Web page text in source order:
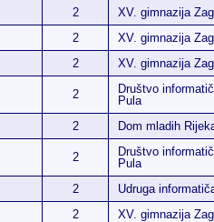
2
XV. gimnazija
2
XV. gimnazija
2 XV. gimnazija
2
Društvo
Pula
2 Dom mladih
2
Društvo
Pula
2
Udruga
2 XV. gimnazija